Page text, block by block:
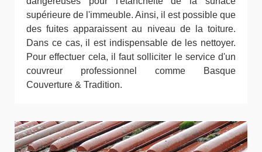
supérieure de l'immeuble. Ainsi, il est possible que
des fuites apparaissent au niveau de la toiture.
Dans ce cas, il est indispensable de les nettoyer.
Pour effectuer cela, il faut solliciter le service d'un
couvreur professionnel comme Basque
Couverture & Tradition.